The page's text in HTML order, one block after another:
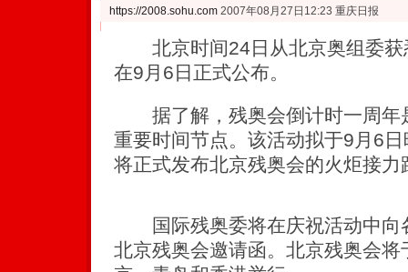
https://2008.sohu.com 2007年08月27日12:23 重庆日报
北京时间24日从北京奥组委获
在9月6日正式公布。
据了解，残奥会倒计时一周年
重要时间节点。该活动拟于9月6
将正式发布北京残奥会的火炬接力
国际残奥委将在庆祝活动中向
北京残奥会邀请函。北京残奥会